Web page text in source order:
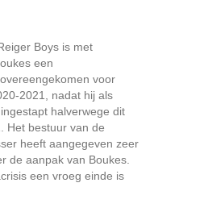
Boys is met
een
voor
2021, nadat hij als
halverwege dit
Het bestuur van de
heeft aangegeven zeer
de aanpak van Boukes.
een vroeg einde is